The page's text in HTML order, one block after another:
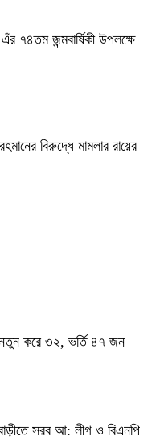
৭৪তম জন্মবার্ষিকী উপলক্ষে
বিরুদ্ধে মামলার রায়ের
করে ৩২, ভর্তি ৪৭ জন
সরব আ: লীগ ও বিএনপি